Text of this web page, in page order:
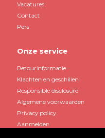
Vacatures
Contact
Pers
Onze service
Retourinformatie
Klachten en geschillen
Responsible disclosure
Algemene voorwaarden
Privacy policy
Aanmelden